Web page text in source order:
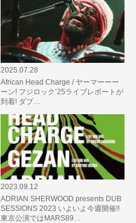
2025.07.28
African Head Charge / ヤーマーーー
ーン! フジロック’25ライブレポートが
到着! ダブ…
2023.09.12
ADRIAN SHERWOOD presents DUB
SESSIONS 2023 いよいよ今週開催!!
東京公演ではMARS89…